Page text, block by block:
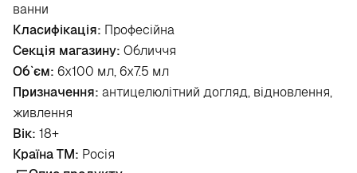
ванни
Класифікація: Професійна
Секція магазину: Обличчя
Об`єм: 6х100 мл, 6х7.5 мл
Призначення: антицелюлітний догляд, відновлення,
живлення
Вік: 18+
Країна ТМ: Росія